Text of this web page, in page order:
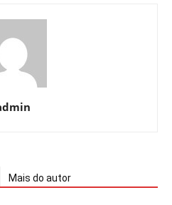
Mais do autor